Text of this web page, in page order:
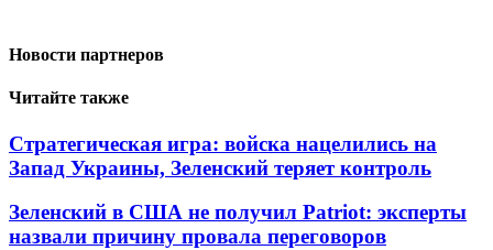
Новости партнеров
Читайте также
Стратегическая игра: войска нацелились на
Запад Украины, Зеленский теряет контроль
Зеленский в США не получил Patriot: эксперты
назвали причину провала переговоров